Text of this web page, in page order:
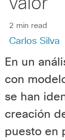
valor
2 min read
Carlos Silva
En un
con
se han
creación
puesto en